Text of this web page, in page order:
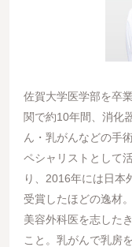
佐賀大学医学部を卒
関で約10年間、消化
ん・乳がんなどの手
ペシャリストとして
り、2016年には日本
受賞したほどの逸材。
美容外科医を志した
こと。乳がんで乳房